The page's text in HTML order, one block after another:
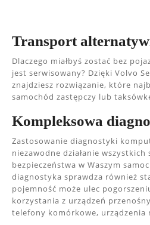
Transport
Dlaczego miałbyś zostać bez
jest serwisowany? Dzięki Volvo
znajdziesz rozwiązanie, które
samochód zastępczy lub
Kompleksowa
Zastosowanie diagnostyki
niezawodne działanie wszystkich
bezpieczeństwa w Waszym
diagnostyka sprawdza również
pojemność może ulec
korzystania z urządzeń
telefony komórkowe, urządzenia